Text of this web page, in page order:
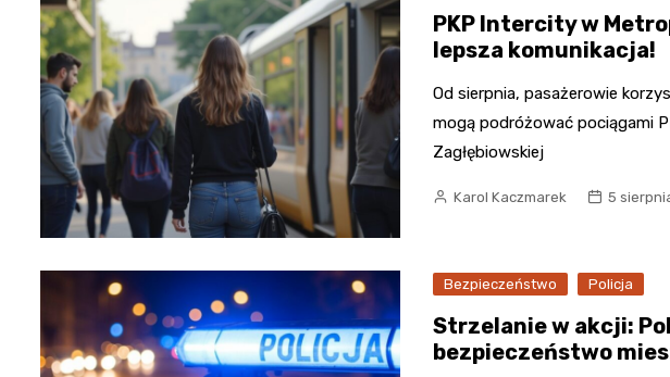
PKP Intercity w
lepsza komunikacja!
Od sierpnia, pasażerowie
mogą podróżować pociągami
Zagłębiowskiej
Karol Kaczmarek 5
Bezpieczeństwo Policja
Strzelanie w akcji:
bezpieczeństwo